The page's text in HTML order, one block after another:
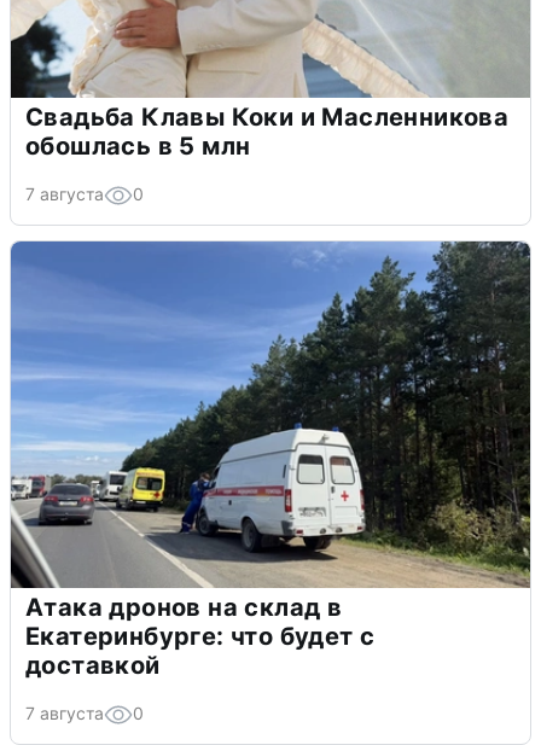
Свадьба Клавы Коки и Масленникова
обошлась в 5 млн
7 августа 0
Атака дронов на склад в
Екатеринбурге: что будет с
доставкой
7 августа 0